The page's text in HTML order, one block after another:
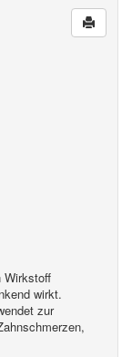
Wirkstoff
wirkt.
zur